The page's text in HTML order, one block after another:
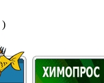
)